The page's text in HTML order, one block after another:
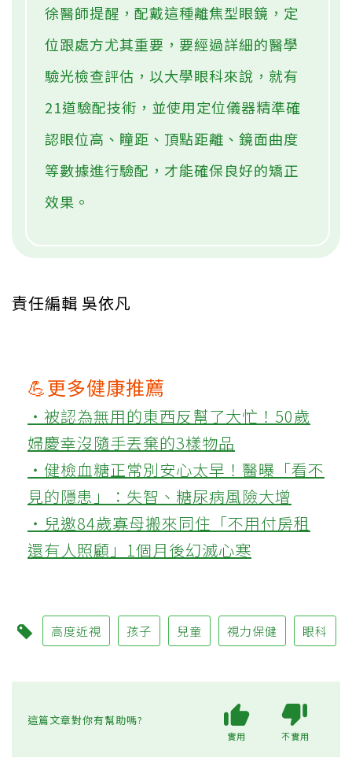
徐醫師提醒，配戴這種離焦型眼鏡，定
位跟處方尤其重要，要經過詳細的醫學
驗光檢查評估，以大學眼科來說，就有
21道驗配技術，並使用定位儀器精準確
認眼位高、瞳距、頂點距離、鏡面曲度
等數據進行驗配，才能確保良好的矯正
效果。
責任編輯 吳依凡
💪更多健康推薦
‧被認為無用的東西反幫了大忙！50歲
婦慶幸沒隨手丟棄的3樣物品
‧健檢血糖正常別安心太早！醫曝「看不
見的隱患」：失智、糖尿病風險大增
‧兒邀84歲寡母搬來同住「不用付房租
還有人照顧」1個月後幻滅心寒
高度近視 孩子 兒童 視力保健 眼科
這篇文章對你有幫助嗎?
實用 不實用